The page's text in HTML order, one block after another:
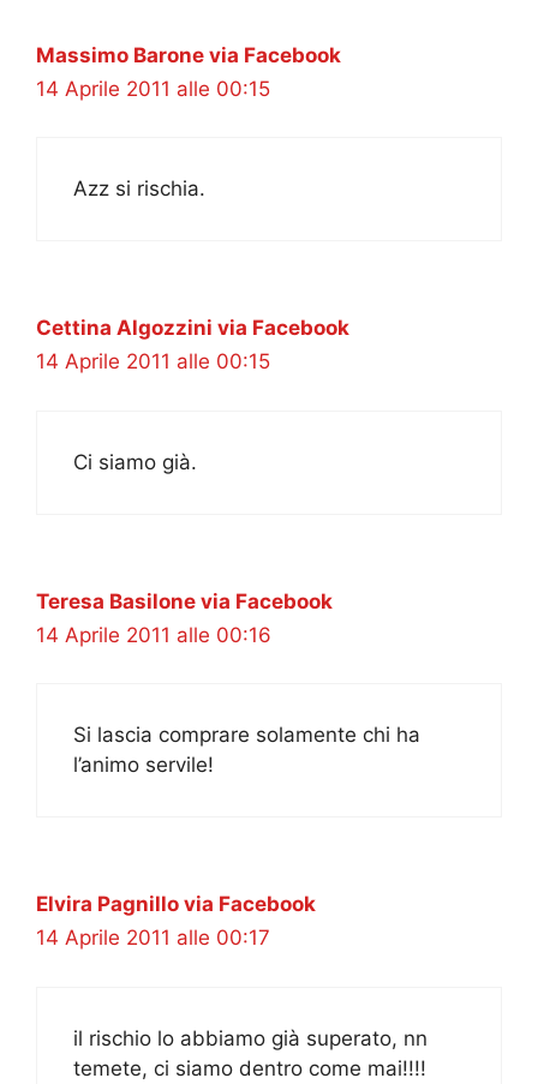
Massimo Barone via Facebook
14 Aprile 2011 alle 00:15
Azz si rischia.
Cettina Algozzini via Facebook
14 Aprile 2011 alle 00:15
Ci siamo già.
Teresa Basilone via Facebook
14 Aprile 2011 alle 00:16
Si lascia comprare solamente chi ha
l’animo servile!
Elvira Pagnillo via Facebook
14 Aprile 2011 alle 00:17
il rischio lo abbiamo già superato, nn
temete, ci siamo dentro come mai!!!!